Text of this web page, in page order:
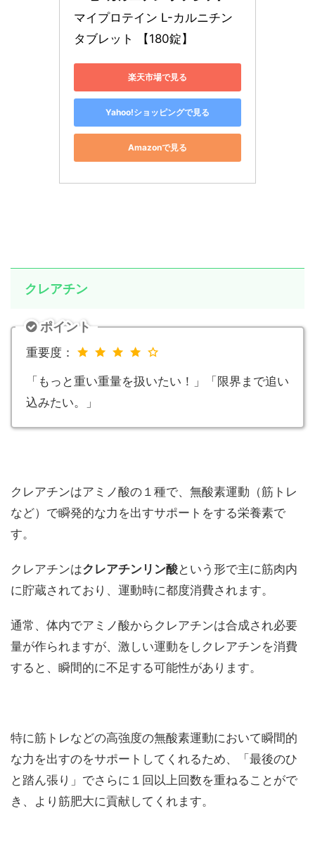
マイプロテイン L-カルニチン
タブレット 【180錠】
楽天市場で見る
Yahoo!ショッピングで見る
Amazonで見る
クレアチン
ポイント
重要度：
「もっと重い重量を扱いたい！」「限界まで追い
込みたい。」
クレアチンはアミノ酸の１種で、無酸素運動（筋トレ
など）で瞬発的な力を出すサポートをする栄養素で
す。
クレアチンはクレアチンリン酸という形で主に筋肉内
に貯蔵されており、運動時に都度消費されます。
通常、体内でアミノ酸からクレアチンは合成され必要
量が作られますが、激しい運動をしクレアチンを消費
すると、瞬間的に不足する可能性があります。
特に筋トレなどの高強度の無酸素運動において瞬間的
な力を出すのをサポートしてくれるため、「最後のひ
と踏ん張り」でさらに１回以上回数を重ねることがで
き、より筋肥大に貢献してくれます。